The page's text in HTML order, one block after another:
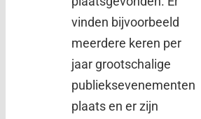
vinden bijvoorbeeld
meerdere keren per
jaar grootschalige
publieksevenementen
plaats en er zijn